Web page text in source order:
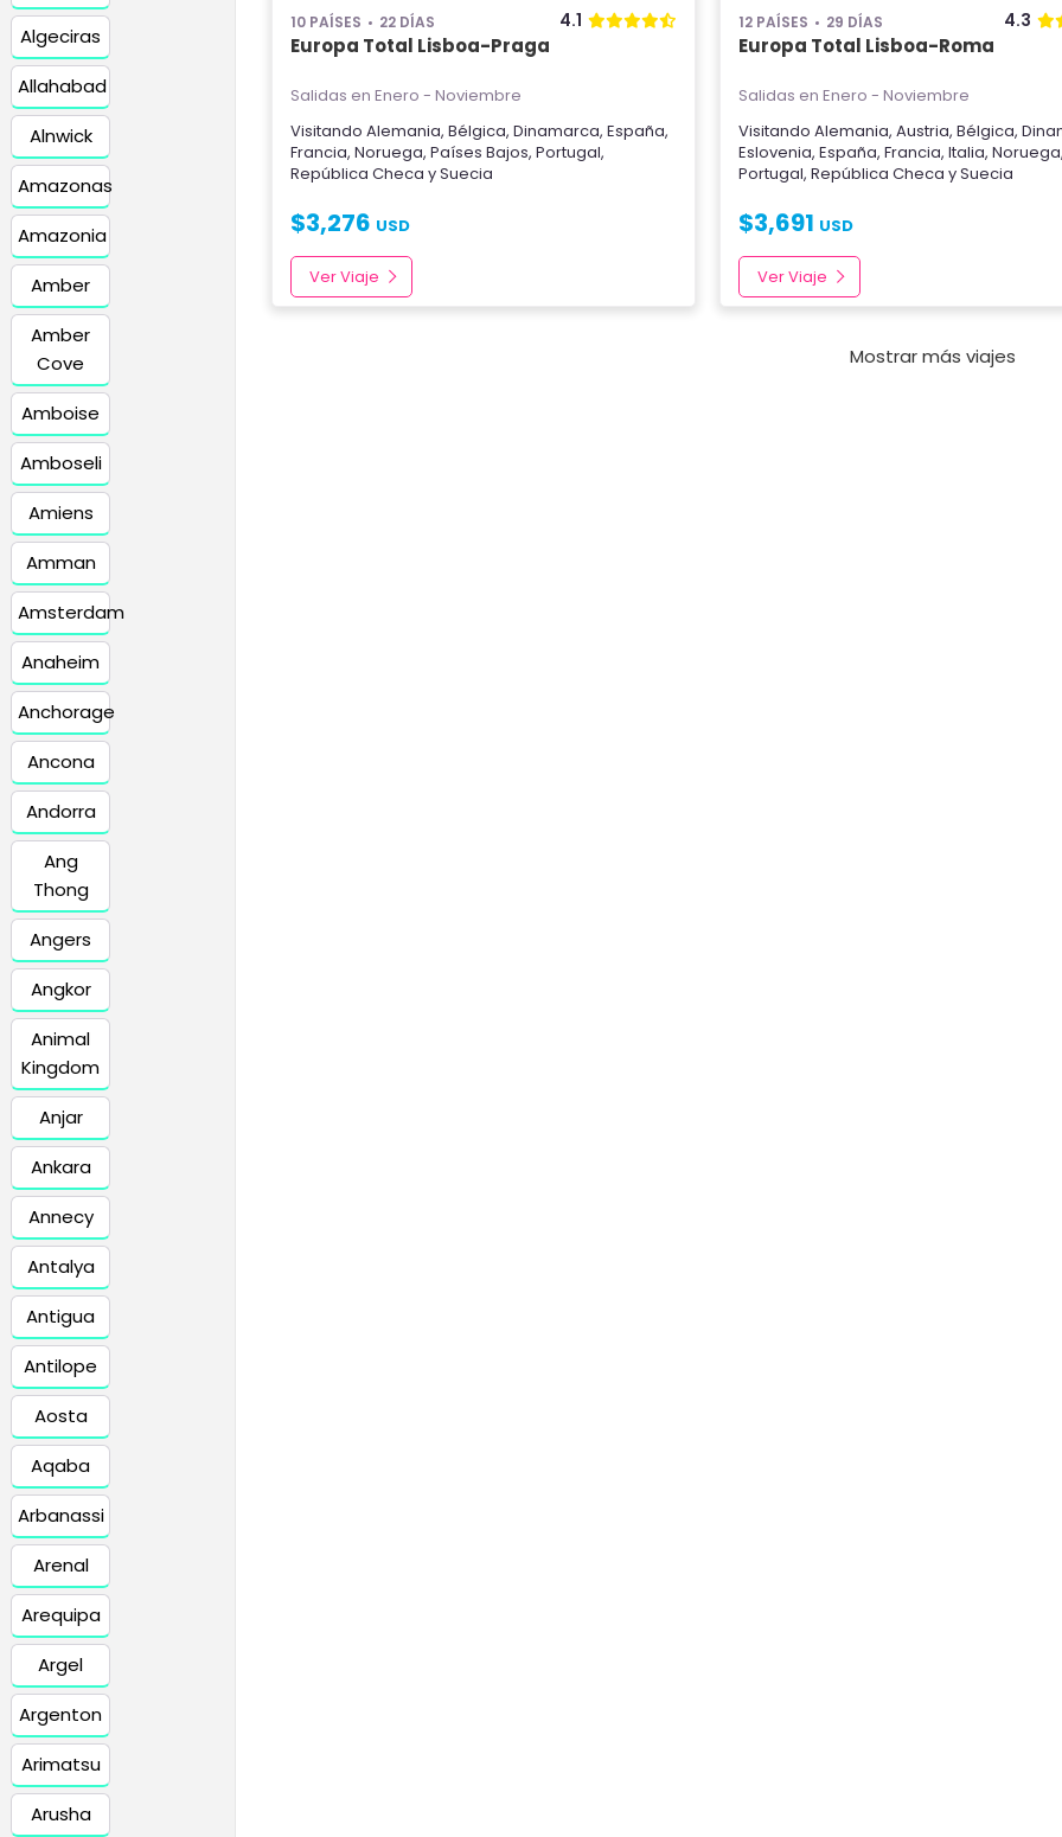
Algeciras
Allahabad
Alnwick
Amazonas
Amazonia
Amber
Amber
Cove
Amboise
Amboseli
Amiens
Amman
Amsterdam
Anaheim
Anchorage
Ancona
Andorra
Ang
Thong
Angers
Angkor
Animal
Kingdom
Anjar
Ankara
Annecy
Antalya
Antigua
Antilope
Aosta
Aqaba
Arbanassi
Arenal
Arequipa
Argel
Argenton
Arimatsu
Arusha
10 PAÍSES 22 DÍAS 4.1
Europa Total Lisboa-Praga
Salidas en Enero - Noviembre
Visitando Alemania, Bélgica, Dinamarca, España,
Francia, Noruega, Países Bajos, Portugal,
República Checa ySuecia
$3,276 USD
Ver Viaje
12 PAÍSES 29 DÍAS 4.3
Europa Total Lisboa-Roma
Salidas en Enero - Noviembre
VisitandoAlemania,Austria,Bélgica,
Eslovenia,España,Francia,Italia,Noruega,
Portugal,República Checa ySuecia
$3,691 USD
Ver Viaje
Mostrar más viajes